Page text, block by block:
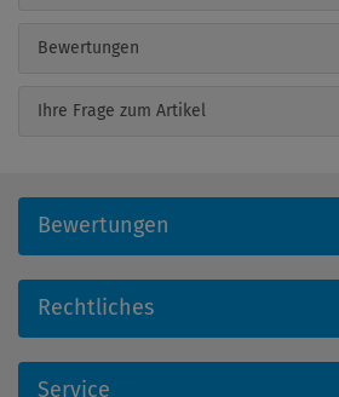
Bewertungen
Ihre Frage zum Artikel
Bewertungen
Rechtliches
Service